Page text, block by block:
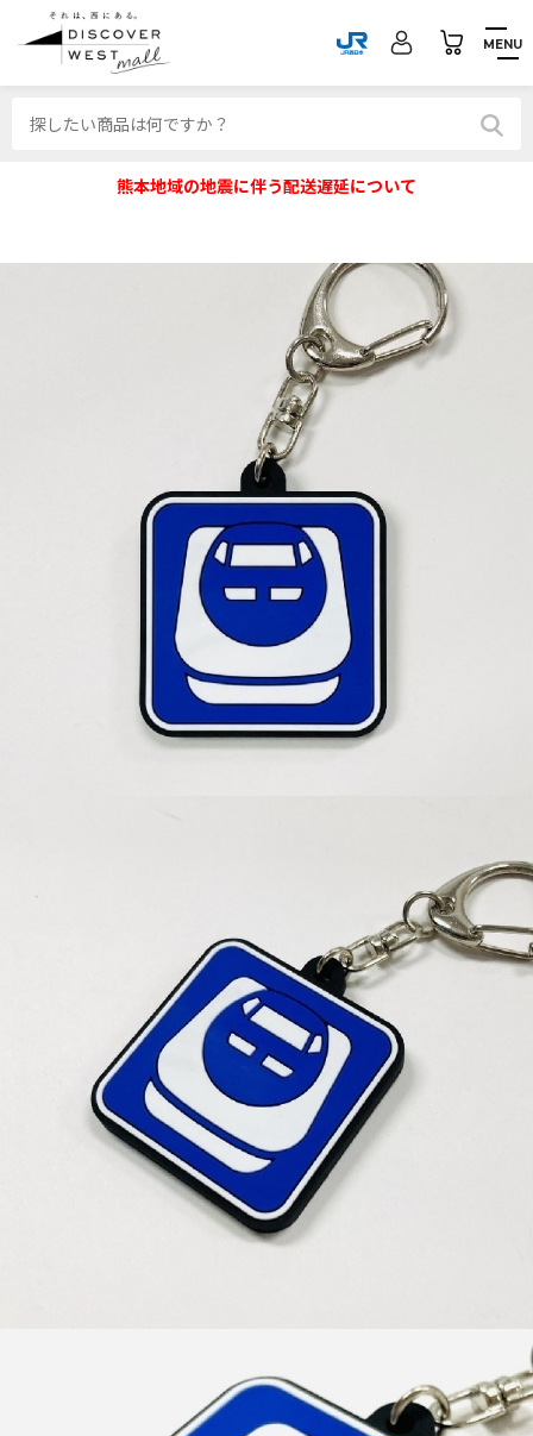
MENU
熊本地域の地震に伴う配送遅延について